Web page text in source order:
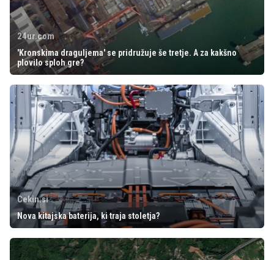
24ur.com
'Kronskima draguljema' se pridružuje še tretje. A za kakšno
plovilo sploh gre?
Cekin.si
Nova kitajska baterija, ki traja stoletja?